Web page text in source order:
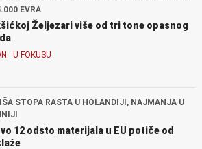
EVRA
Željezari više od tri tone opasnog
U FOKUSU
STOPA RASTA U HOLANDIJI, NAJMANJA U
12 odsto materijala u EU potiče od